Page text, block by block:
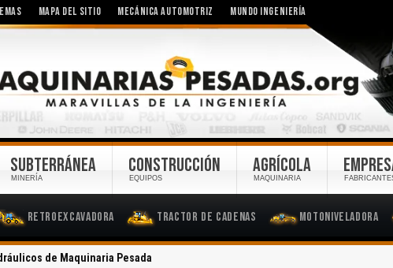
MAPA DEL SITIO MECÁNICA AUTOMOTRIZ MUNDO INGENIERÍA
Retroexcavadora Tractor de Cadenas Motoniveladora
SUBTERRÁNEA
MINERÍA
CONSTRUCCIÓN
EQUIPOS
AGRÍCOLA
MAQUINARIA
de Maquinaria Pesada